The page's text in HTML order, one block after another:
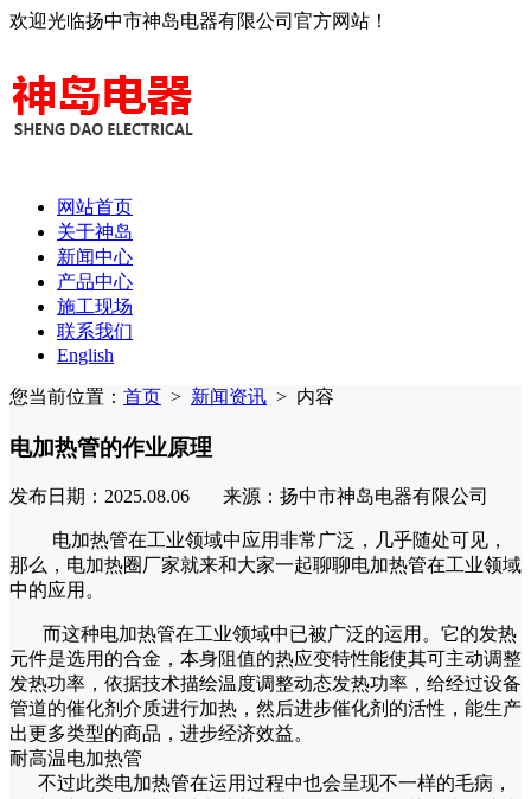
欢迎光临扬中市神岛电器有限公司官方网站！
网站首页
关于神岛
新闻中心
产品中心
施工现场
联系我们
English
您当前位置： 首页 > 新闻资讯 > 内容
电加热管的作业原理
发布日期：2025.08.06 来源：扬中市神岛电器有限公司
电加热管在工业领域中应用非常广泛，几乎随处可见，
那么，电加热圈厂家就来和大家一起聊聊电加热管在工业领域
中的应用。
而这种电加热管在工业领域中已被广泛的运用。它的发热
元件是选用的合金，本身阻值的热应变特性能使其可主动调整
发热功率，依据技术描绘温度调整动态发热功率，给经过设备
管道的催化剂介质进行加热，然后进步催化剂的活性，能生产
出更多类型的商品，进步经济效益。
耐高温电加热管
不过此类电加热管在运用过程中也会呈现不一样的毛病，